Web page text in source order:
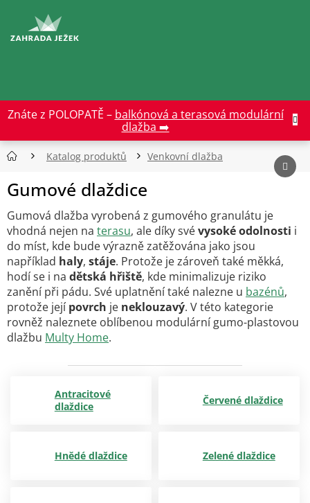
obsah
Znáte z POLOPATĚ – balkónová a terasová modulární
dlažba ➡️
Katalog produktů Venkovní dlažba
Gumové dlaždice
Gumová dlažba vyrobená z gumového granulátu je
vhodná nejen na terasu, ale díky svévysoké odolnosti i
do míst, kde bude výrazně zatěžována jako jsou
například haly, stáje. Protože je zároveň také měkká,
hodí se i na dětská hřiště, kde minimalizuje riziko
zanění při pádu. Své uplatnění také nalezne u bazénů,
protože jejípovrch je neklouzavý. V této kategorie
rovněž naleznete oblíbenou modulární gumo-plastovou
dlažbu Multy Home.
Antracitové
dlaždice
Červené dlaždice
Hnědé dlaždice Zelené dlaždice